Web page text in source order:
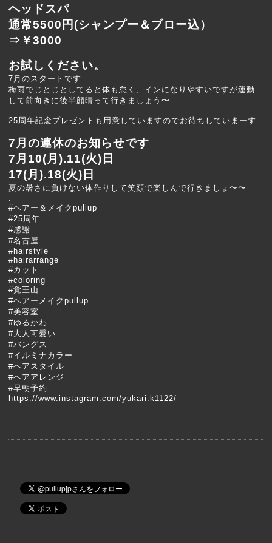
ヘッドスパ
通常5500円(シャンプー＆ブロー込）
⇒￥3000
お試しください。
7月のスタートです
梅雨でじとじとしてると体も怠く、インになりやすいですが運動
して前向きに後半顔晴って行きましょう〜
.
25周年記念プレゼント も用意していますのでお待ちしていまーす
.
7月の連休のお知らせです
7月10(月).11(火)日
17(月).18(火)日
夏の暑さに負けない体作りして笑顔で楽しんで行きましょ〜〜
.
#ヘアー ＆メイクpullup
#25周年
#感謝
#名古屋
#hairstyle
#hairarrange
#カット
#coloring
#覚王山
#ヘアーメイクpullup
#美容室
#ゆるかわ
#大人可愛い
#バングス
#イルミナカラー
#ヘアスタイル
#ヘアアレンジ
#早朝予約
https://www.instagram.com/yukari.k1122/